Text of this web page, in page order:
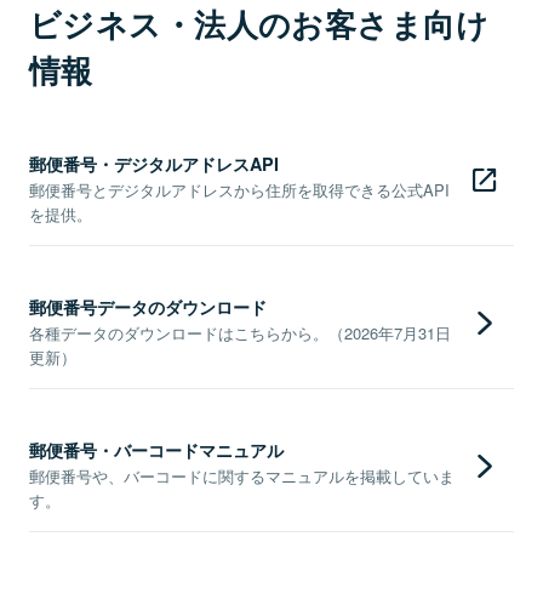
ビジネス・法人のお客さま向け
情報
郵便番号・デジタルアドレスAPI
郵便番号とデジタルアドレスから住所を取得できる公式API
を提供。
郵便番号データのダウンロード
各種データのダウンロードはこちらから。（2026年7月31日
更新）
郵便番号・バーコードマニュアル
郵便番号や、バーコードに関するマニュアルを掲載していま
す。